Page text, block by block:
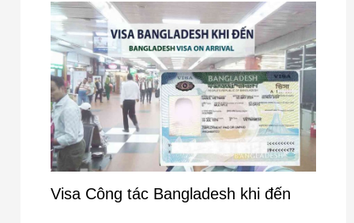
Visa Công tác Bangladesh khi đến